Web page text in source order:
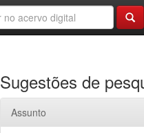
Sugestões de
Assunto